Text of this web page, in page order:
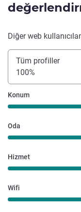
Diğer web
Tüm profiller
100%
Konum
Oda
Hizmet
Wifi